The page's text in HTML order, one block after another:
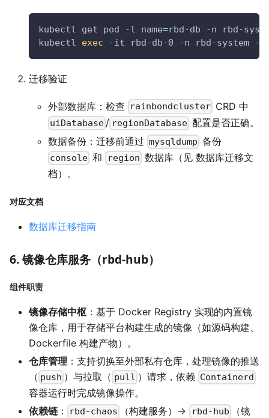
kubectl get pod -l name=rbd-db -n rbd-
kubectl exec -it rbd-db-0 -n rbd-system
迁移验证
外部数据库：检查 rainbondcluster CRD 中
uiDatabase / regionDatabase配置是否正确。
数据备份：迁移前通过 mysqldump 备份
console 和 region 数据库（见 数据库迁移文
档）。
对应文档
数据库迁移指南
6. 镜像仓库服务（rbd-hub）
组件职责
镜像存储中枢 ：基于 Docker Registry 实现的内置镜
像仓库，用于存储平台构建生成的镜像（如源码构建、
Dockerfile 构建产物）。
仓库管理 ：支持切换至外部私有仓库，处理镜像的推送
（ push ）与拉取（ pull ）请求，依赖 Containerd
容器运行时完成镜像操作。
依赖链 ： rbd-chaos （构建服务）→ rbd-hub
（镜